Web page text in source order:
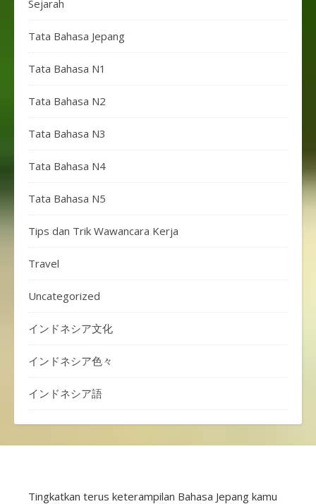
Sejarah
Tata Bahasa Jepang
Tata Bahasa N1
Tata Bahasa N2
Tata Bahasa N3
Tata Bahasa N4
Tata Bahasa N5
Tips dan Trik Wawancara Kerja
Travel
Uncategorized
インドネシア文化
インドネシア色々
インドネシア語
Tingkatkan terus keterampilan Bahasa Jepang kamu